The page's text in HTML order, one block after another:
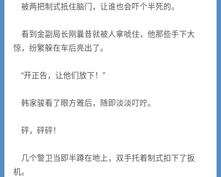
被两把制式抵住脑门，让谁也会吓个半死的。
看到金副局长刚曩昔就被人拿唬住，他那些手下大
惊，纷繁躲在车后亮出了。
“开正告，让他们放下！”
韩家骏看了眼方雅后，随即淡淡叮咛。
砰，砰砰！
几个警卫当即半蹲在地上，双手托着制式扣下了扳
机。